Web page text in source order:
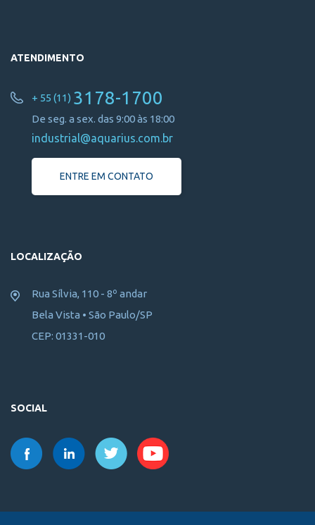
ATENDIMENTO
+ 55 (11) 3178-1700
De seg. a sex. das 9:00 às 18:00
industrial@aquarius.com.br
ENTRE EM CONTATO
LOCALIZAÇÃO
Rua Sílvia, 110 - 8º andar
Bela Vista • São Paulo/SP
CEP: 01331-010
SOCIAL